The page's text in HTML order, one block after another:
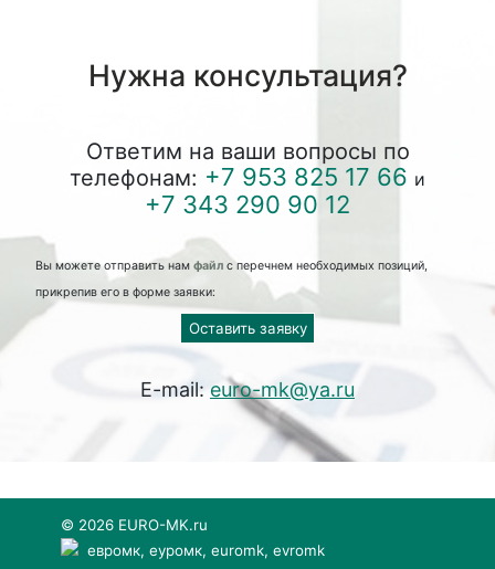
Нужна консультация?
Ответим на ваши вопросы по
телефонам: +7 953 825 17 66 и
+7 343 290 90 12
Вы можете отправить нам файлс перечнем необходимых позиций,
прикрепив его в форме заявки:
Оставить заявку
E-mail: euro-mk@ya.ru
© 2026 EURO-MK.ru
евромк, еуромк, euromk, evromk